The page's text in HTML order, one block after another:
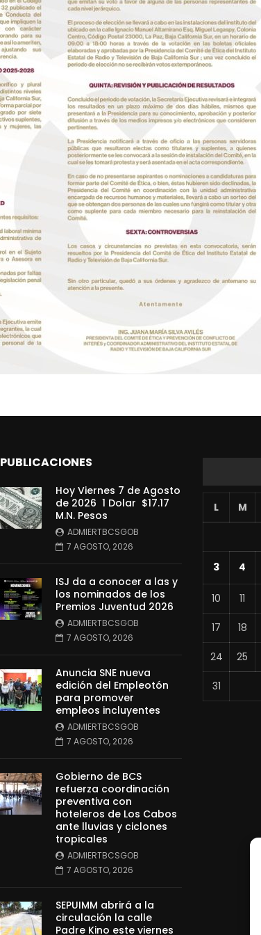
PUBLICACIONES
Hoy Viernes 7 de Agosto
de 2026 1 Dolar $17.17
M.N. Pesos
ADMIERTBCSGOB
7 AGOSTO, 2026
ISJ da a conocer a las y
los nominados de los
Premios Juventud 2026
ADMIERTBCSGOB
7 AGOSTO, 2026
Anuncia SNE nueva
edición del Empleotón
para promover
empleos incluyentes
ADMIERTBCSGOB
7 AGOSTO, 2026
Gobierno de BCS
refuerza coordinación
preventiva con
hoteleros de Los Cabos
ante lluvias y ciclones
tropicales
ADMIERTBCSGOB
7 AGOSTO, 2026
SEPUIMM abrirá a la
circulación la calle
Padre Kino este viernes
L M
3 4
10 11
17 18
24 25
31